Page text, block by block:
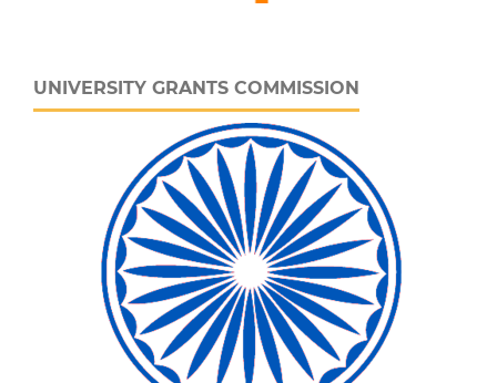
UNIVERSITY GRANTS COMMISSION